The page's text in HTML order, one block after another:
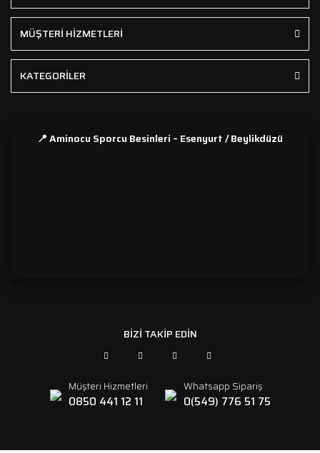
MÜŞTERİ HİZMETLERİ
KATEGORİLER
📍 Aminocu Sporcu Besinleri – Esenyurt / Beylikdüzü
BİZİ TAKİP EDİN
Müşteri Hizmetleri
0850 441 12 11
Whatsapp Sipariş
0(549) 776 51 75